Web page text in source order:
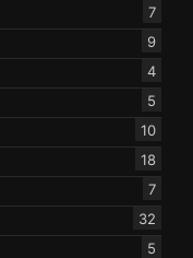
7
9
4
5
10
18
7
32
5